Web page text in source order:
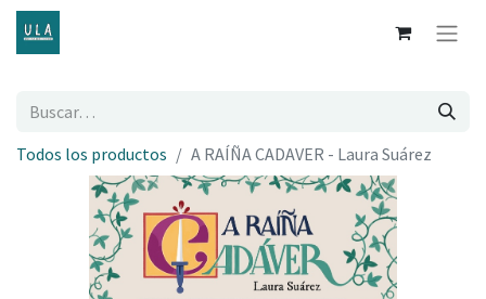
Todos los productos A RAÍÑA CADAVER - Laura Suárez